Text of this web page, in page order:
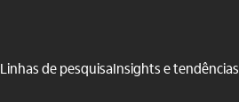
Linhas de pesquisaInsights e tendências